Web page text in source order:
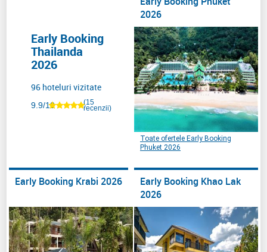
Early Booking
Thailanda
2026
96 hoteluri vizitate
9.9/10 (15
recenzii)
2026
Toate ofertele Early Booking
Phuket 2026
Early Booking Krabi 2026
Early Booking Khao Lak
2026